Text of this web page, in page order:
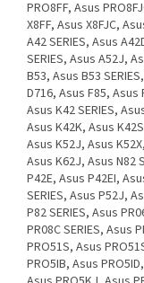
PRO8FF, Asus
X8FF, Asus X8FJC,
A42 SERIES, Asus
SERIES, Asus A52J,
B53, Asus B53
D716, Asus F85, Asus
Asus K42 SERIES,
Asus K42K, Asus
Asus K52J, Asus
Asus K62J, Asus N82
P42E, Asus P42EI,
SERIES, Asus P52J,
P82 SERIES, Asus
PR08C SERIES, Asus
PRO51S, Asus
PRO5IB, Asus